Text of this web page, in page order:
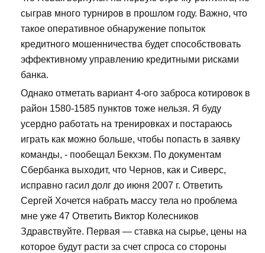
сыграв много турниров в прошлом году. Важно, что
такое оперативное обнаружение попыток
кредитного мошенничества будет способствовать
эффективному управлению кредитными рисками
банка.
Однако отметать вариант 4-ого заброса котировок в
район 1580-1585 пунктов тоже нельзя. Я буду
усердно работать на тренировках и постараюсь
играть как можно больше, чтобы попасть в заявку
команды, - пообещал Бекхэм. По документам
Сбербанка выходит, что Чернов, как и Сиверс,
исправно гасил долг до июня 2007 г. Ответить
Сергей Хочется набрать массу тела но проблема
мне уже 47 Ответить Виктор Колесников
Здравствуйте. Первая — ставка на сырье, цены на
которое будут расти за счет спроса со стороны